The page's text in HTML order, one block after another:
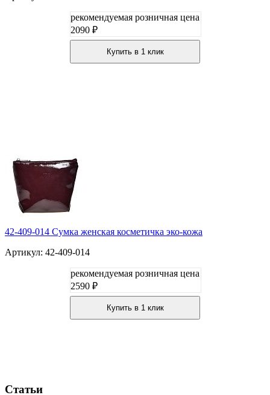
рекомендуемая розничная цена
2090 ₽
Купить в 1 клик
42-409-014 Сумка женская косметичка эко-кожа
Артикул: 42-409-014
рекомендуемая розничная цена
2590 ₽
Купить в 1 клик
Статьи